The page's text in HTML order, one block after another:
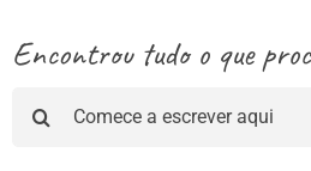
Encontrou tudo o que